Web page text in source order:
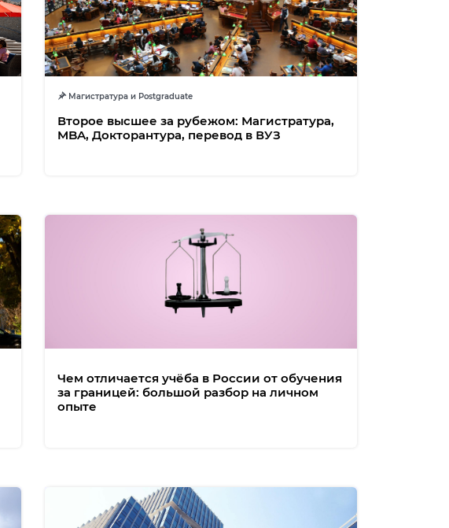
Магистратура и Postgraduate
Второе высшее за рубежом: Магистратура,
MBA, Докторантура, перевод в ВУЗ
Чем отличается учёба в России от обучения
за границей: большой разбор на личном
опыте